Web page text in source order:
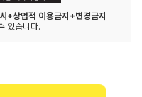
+상업적 이용금지+변경금지
있습니다.